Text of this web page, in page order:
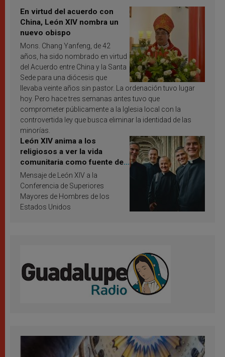
En virtud del acuerdo con
China, León XIV nombra un
nuevo obispo
Mons. Chang Yanfeng, de 42
años, ha sido nombrado en virtud
del Acuerdo entre China y la Santa
Sede para una diócesis que
llevaba veinte años sin pastor. La ordenación tuvo lugar
hoy. Pero hace tres semanas antes tuvo que
comprometer públicamente a la Iglesia local con la
controvertida ley que busca eliminar la identidad de las
minorías.
León XIV anima a los
religiosos a ver la vida
comunitaria como fuente de
inspiración y santificación
Mensaje de León XIV a la
Conferencia de Superiores
Mayores de Hombres de los
Estados Unidos